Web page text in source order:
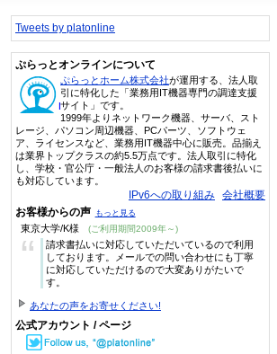
Tweets by platonline
ぷらっとオンラインについて
ぷらっとホーム株式会社が運用する、法人取
引に特化した「業務用IT機器専門の調達支援
サイト」です。
1999年よりネットワーク機器、サーバ、スト
レージ、パソコン周辺機器、PCパーツ、ソフトウェ
ア、ライセンスなど、業務用IT機器中心に販売。品揃え
は業界トップクラスの約5.5万点です。法人取引に特化
し、学校・官公庁・一般法人のお客様の請求書後払いに
も対応しています。
IPv6への取り組み 会社概要
お客様からの声 もっと見る
東京大学/K様 (ご利用期間2009年～)
“
請求書払いに対応していただいているので利用
しております。メールでの問い合わせにも丁寧
に対応していただけるので大変ありがたいで
す。
あなたの声をお寄せください!
公式アカウント / ページ